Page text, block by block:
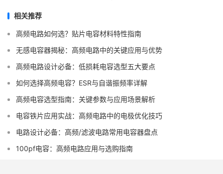
相关推荐
高频电路如何选？贴片电容材料特性指南
无感电容器揭秘：高频电路中的关键应用与优势
高频电路设计必备：低损耗电容选型五大要点
如何选择高频电容？ESR与自谐振频率详解
高频电容选型指南：关键参数与应用场景解析
电容铁片应用实战：高频电路中的电极优化技巧
电路设计必备：高频/滤波电路常用电容器盘点
100pf电容：高频电路应用与选购指南